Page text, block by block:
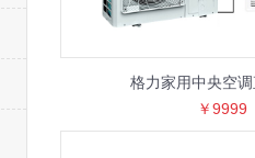
格力家用中央空
￥9999